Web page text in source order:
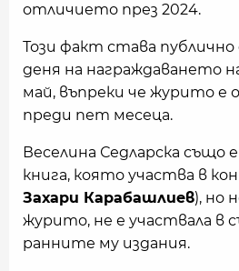
отличието през 2024.
Този факт става
деня на награждаването
май, въпреки че журито е
преди пет месеца.
Веселина Седларска също
книга, която участва в
Захари Карабашлиев), но
журито, не е участвала в
ранните му издания.